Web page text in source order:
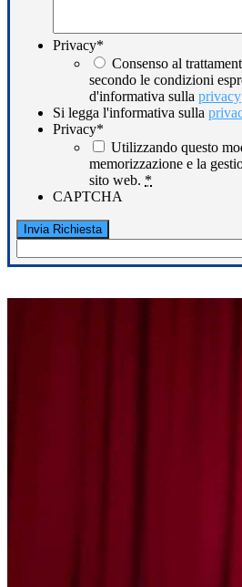
Privacy*
Consenso al
secondo le condizioni
d'informativa sulla privacy
Si legga l'informativa sulla
Privacy*
Utilizzando questo
memorizzazione e la
sito web. *
CAPTCHA